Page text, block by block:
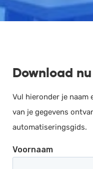
CRM
Planning
Rittenregistratie
Download
Vul hieronder je naam
van je gegevens
automatiseringsgids.